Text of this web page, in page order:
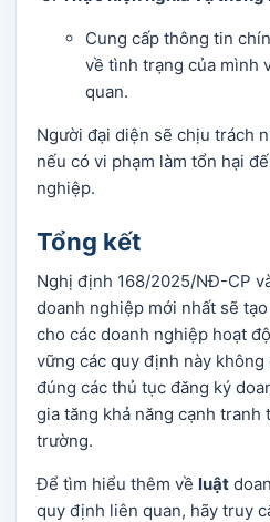
Cung cấp thông tin
về tình trạng của mình
quan.
Người đại diện sẽ chịu trách
nếu có vi phạm làm tổn hại
nghiệp.
Tổng kết
Nghị định 168/2025/NĐ-CP
doanh nghiệp mới nhất sẽ
cho các doanh nghiệp hoạt
vững các quy định này
đúng các thủ tục đăng ký
gia tăng khả năng cạnh
trường.
Để tìm hiểu thêm về luật
quy định liên quan, hãy truy